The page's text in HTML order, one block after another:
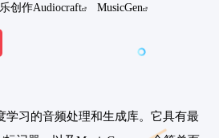
创作Audiocraft MusicGen
学习的音频处理和生成库。它具有最